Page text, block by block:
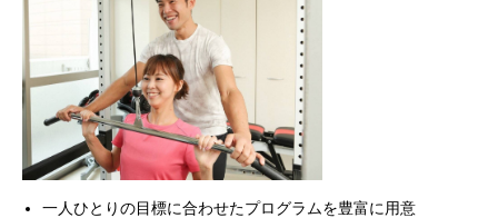
一人ひとりの目標に合わせたプログラムを豊富に用意